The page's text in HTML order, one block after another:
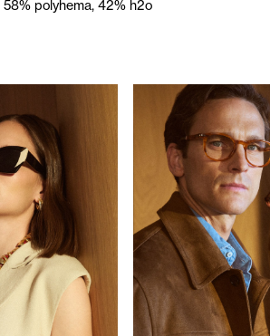
58% polyhema, 42% h2o